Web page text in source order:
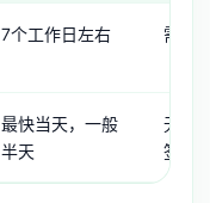
7个工作日左右 需原
最快当天，一般
半天
无需
签字